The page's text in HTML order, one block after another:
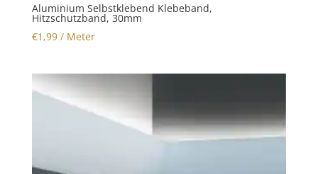
Aluminium Selbstklebend Klebeband,
Hitzschutzband, 30mm
€1,99/ Meter